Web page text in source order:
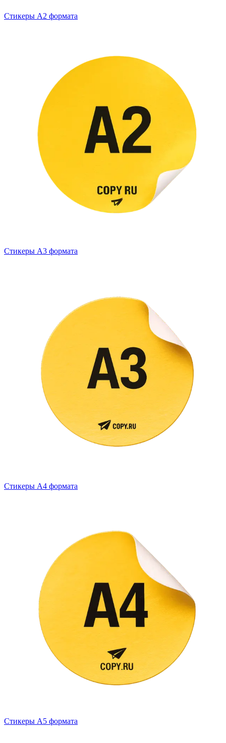
Стикеры А2 формата
Стикеры А3 формата
Стикеры А4 формата
Стикеры А5 формата